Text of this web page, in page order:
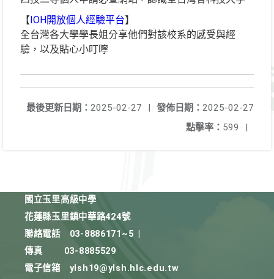
【IOH開放個人經驗平台】
全台灣各大學學長姐分享他們對該校系的感受與經
驗，以及貼心小叮嚀
發佈日期： 2025-02-27
最後更新日期： 2025-02-27
|
點擊率： 599 |
國立玉里高級中學
花蓮縣玉里鎮中華路424號
聯絡電話
03-8886171~5
傳真
03-8885529
電子信箱
ylsh19@ylsh.hlc.edu.tw